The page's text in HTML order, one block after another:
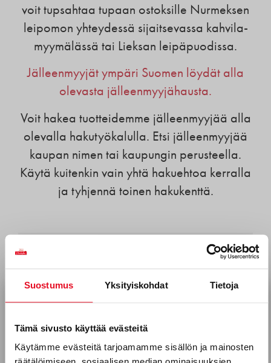
Suostumus Yksityiskohdat Tietoja
Tämä sivusto käyttää evästeitä
Käytämme evästeitä tarjoamamme sisällön ja mainosten
voit tupsahtaa tupaan ostoksille Nurmeksen
leipomon yhteydessä sijaitsevassa kahvila-
myymälässä tai Lieksan leipäpuodissa.
Jälleenmyyjät ympäri Suomen löydät alla
olevasta jälleenmyyjähausta.
Voit hakea tuotteidemme jälleenmyyjää alla
olevalla hakutyökalulla. Etsi jälleenmyyjää
kaupan nimen tai kaupungin perusteella.
Käytä kuitenkin vain yhtä hakuehtoa kerralla
ja tyhjennä toinen hakukenttä.
WOLT MARKET
VALLILA
00510HELSINKI
WOLT MARKET
65100
WOLT MARKET METRO PIKATUKKU
Tilaa uutiskirjeemme